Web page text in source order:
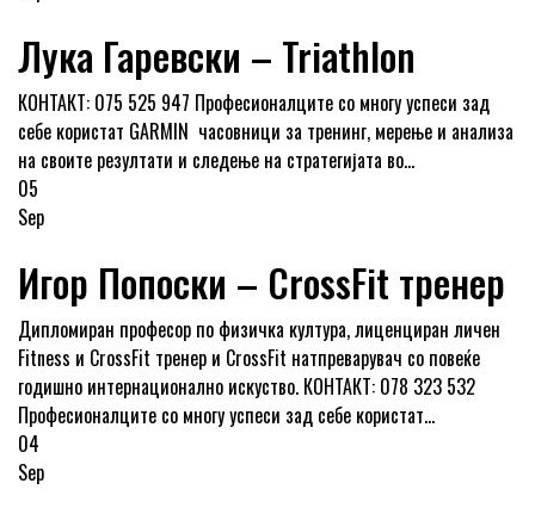
Лука Гаревски – Triathlon
КОНТАКТ: 075 525 947 Професионалците со многу успеси зад
себе користат GARMIN часовници за тренинг, мерење и анализа
на своите резултати и следење на стратегијата во...
05
Sep
Игор Попоски – CrossFit тренер
Дипломиран професор по физичка култура, лиценциран личен
Fitness и CrossFit тренер и CrossFit натпреварувач со повеќе
годишно интернационално искуство. КОНТАКТ: 078 323 532
Професионалците со многу успеси зад себе користат...
04
Sep